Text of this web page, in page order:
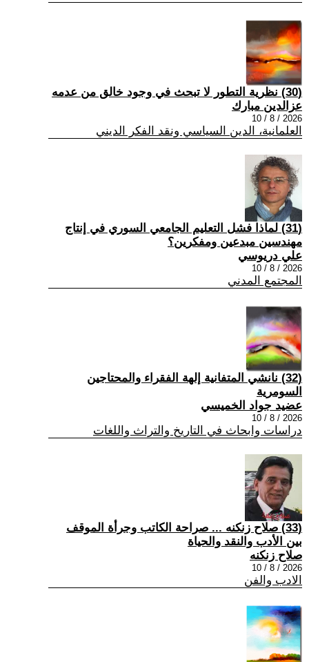
(30) نظرية التطور لا تبحث في وجود خالق من عدمه
عزالدين مبارك
2026 / 8 / 10
العلمانية، الدين السياسي ونقد الفكر الديني
(31) لماذا فشل التعليم الجامعي السوري في إنتاج
مهندسين مبدعين ومفكرين؟
علي دريوسي
2026 / 8 / 10
المجتمع المدني
(32) نانشي المتفانية إلهة الفقراء والمحتاجين
السومرية
عضيد جواد الخميسي
2026 / 8 / 10
دراسات وابحاث في التاريخ والتراث واللغات
(33) صلاح زنكنه ... صراحة الكاتب وجرأة الموقف
بين الأدب والنقد والحياة
صلاح زنكنه
2026 / 8 / 10
الادب والفن